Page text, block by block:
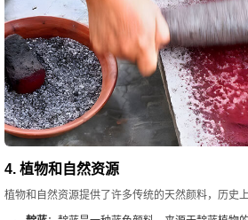
4. 植物和自然资源
植物和自然资源提供了许多传统的天然颜料，历史